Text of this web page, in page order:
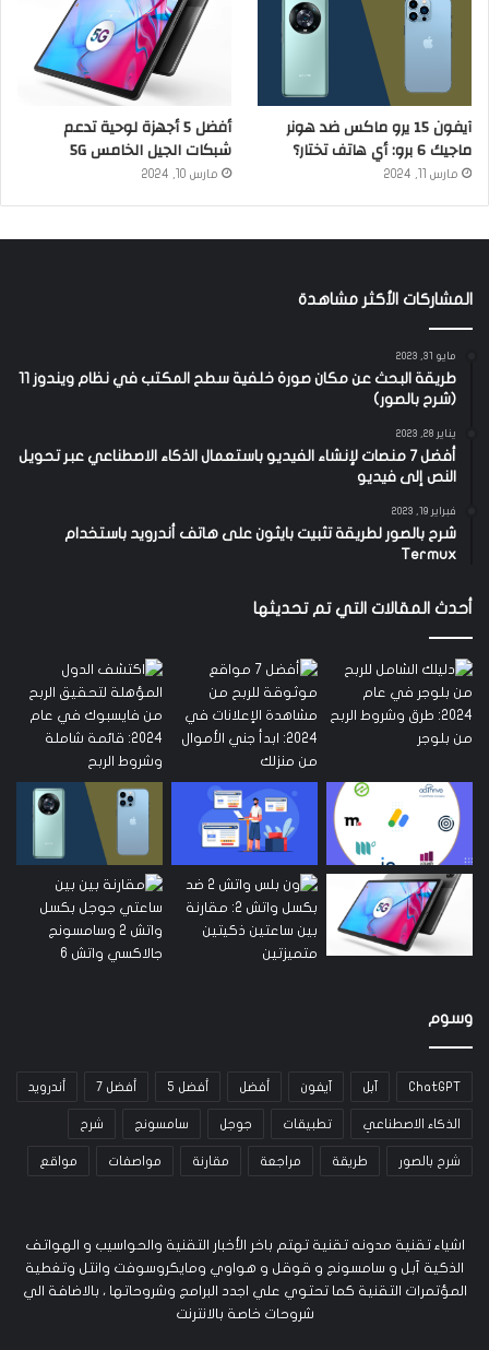
آيفون 15 يرو ماكس ضد هونر
ماجيك 6 برو: أي هاتف تختار؟
مارس 11, 2024
أفضل 5 أجهزة لوحية تدعم
شبكات الجيل الخامس 5G
مارس 10, 2024
المشاركات الأكثر مشاهدة
مايو 31, 2023
طريقة البحث عن مكان صورة خلفية سطح المكتب في نظام ويندوز 11
(شرح بالصور)
يناير 28, 2023
أفضل 7 منصات لإنشاء الفيديو باستعمال الذكاء الاصطناعي عبر تحويل
النص إلى فيديو
فبراير 19, 2023
شرح بالصور لطريقة تثبيت بايثون على هاتف أندرويد باستخدام
Termux
أحدث المقالات التي تم تحديثها
وسوم
ChatGPT آبل آيفون أفضل أفضل 5 أفضل 7 أندرويد
الذكاء الاصطناعي تطبيقات جوجل سامسونج شرح
شرح بالصور طريقة مراجعة مقارنة مواصفات مواقع
اشياء تقنية مدونه تقنية تهتم باخر الأخبار التقنية والحواسيب و الهواتف
الذكية آبل و سامسونج و قوقل و هواوي ومايكروسوفت وانتل وتغطية
المؤتمرات التقنية كما تحتوي علي اجدد البرامج وشروحاتها ، بالاضافة الي
شروحات خاصة بالانترنت